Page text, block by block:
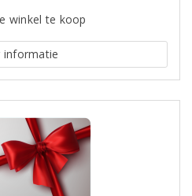
winkel te koop
informatie